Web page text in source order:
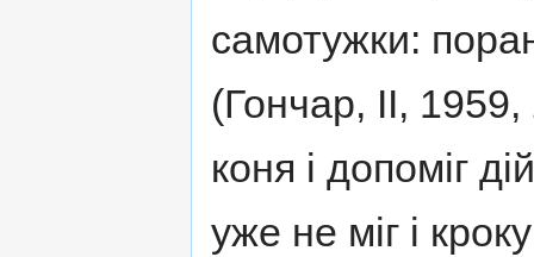
самотужки:
(Гончар, II,
коня і допоміг
уже не міг і